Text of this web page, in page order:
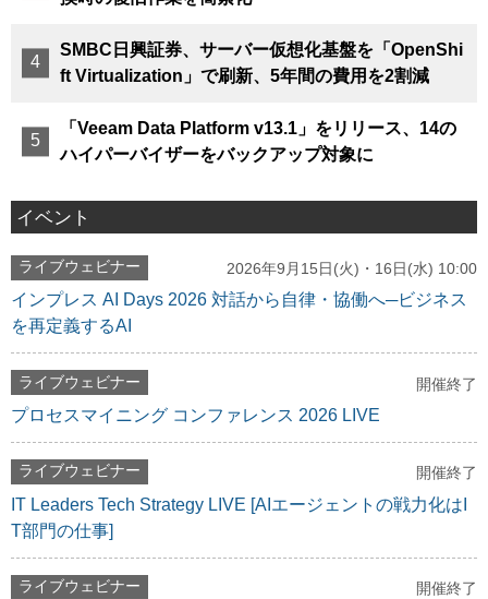
SMBC日興証券、サーバー仮想化基盤を「OpenShi
ft Virtualization」で刷新、5年間の費用を2割減
「Veeam Data Platform v13.1」をリリース、14の
ハイパーバイザーをバックアップ対象に
イベント
ライブウェビナー 2026年9月15日(火)・16日(水) 10:00
インプレス AI Days 2026 対話から自律・協働へ─ビジネス
を再定義するAI
ライブウェビナー 開催終了
プロセスマイニング コンファレンス 2026 LIVE
ライブウェビナー 開催終了
IT Leaders Tech Strategy LIVE [AIエージェントの戦力化はI
T部門の仕事]
ライブウェビナー 開催終了